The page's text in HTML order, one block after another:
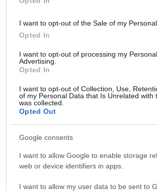
I want to opt-out of the Sale of my Personal
Opted In
I want to opt-out of processing my
Advertising.
Opted In
I want to opt-out of Collection, Use,
of my Personal Data that Is Unrelated with
was collected.
Opted Out
Google consents
I want to allow Google to enable storage
web or device identifiers in apps.
I want to allow my user data to be sent to